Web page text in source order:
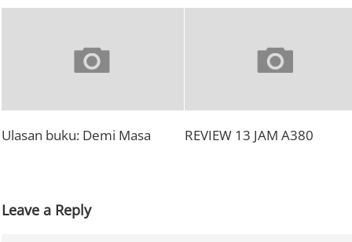
Ulasan buku: Demi Masa REVIEW 13 JAM A380
Leave a Reply